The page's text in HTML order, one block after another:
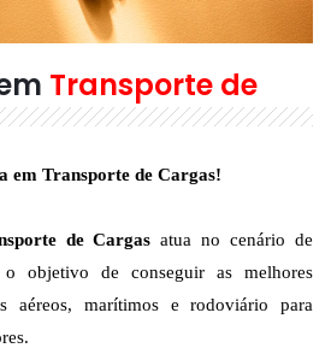
Transporte de
em Transporte de Cargas!
de Cargas atua no cenário de
objetivo de conseguir as melhores
aéreos, marítimos e rodoviário para